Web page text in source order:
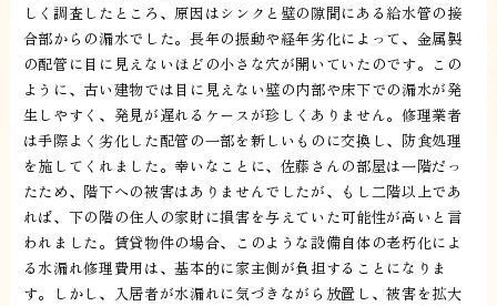
しく調査したところ、原因はシンクと壁の隙間にある給水管の接
合部からの漏水でした。長年の振動や経年劣化によって、金属製
の配管に目に見えないほどの小さな穴が開いていたのです。この
ように、古い建物では目に見えない壁の内部や床下での漏水が発
生しやすく、発見が遅れるケースが珍しくありません。修理業者
は手際よく劣化した配管の一部を新しいものに交換し、防食処理
を施してくれました。幸いなことに、佐藤さんの部屋は一階だっ
たため、階下への被害はありませんでしたが、もし二階以上であ
れば、下の階の住人の家財に損害を与えていた可能性が高いと言
われました。賃貸物件の場合、このような設備自体の老朽化によ
る水漏れ修理費用は、基本的に家主側が負担することになりま
す。しかし、入居者が水漏れに気づきながら放置し、被害を拡大